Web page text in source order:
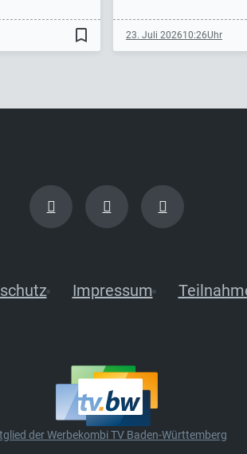
bookmark_border 23. Juli 202610:26
Impressum
der Werbekombi TV Baden-Württemberg